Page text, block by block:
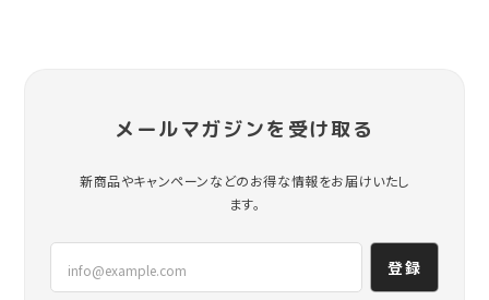
メールマガジンを受け取る
新商品やキャンペーンなどのお得な情報をお届けいたし
ます。
登録